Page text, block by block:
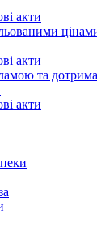
акти
акти
та
акти